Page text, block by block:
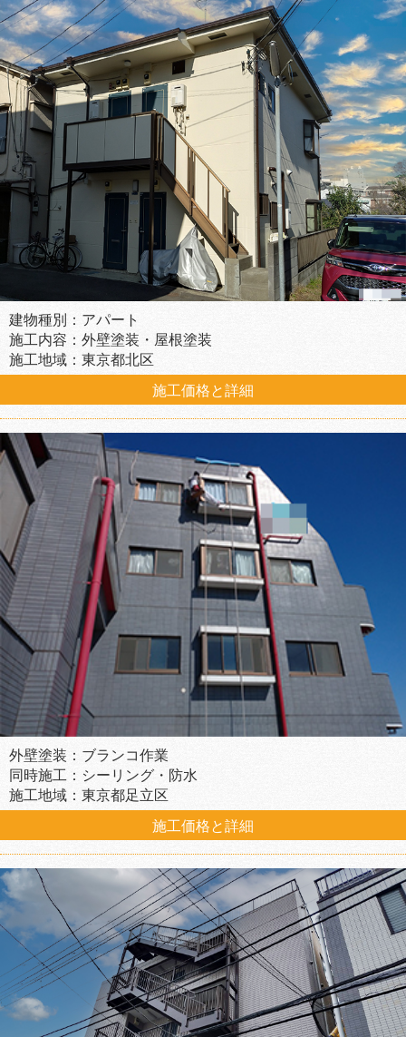
建物種別：アパート
施工内容：外壁塗装・屋根塗装
施工地域：東京都北区
施工価格と詳細
外壁塗装：ブランコ作業
同時施工：シーリング・防水
施工地域：東京都足立区
施工価格と詳細